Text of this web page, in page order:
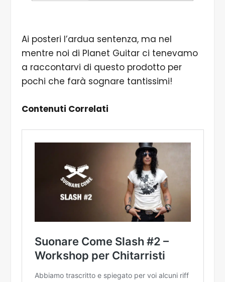
Ai posteri l’ardua sentenza, ma nel
mentre noi di Planet Guitar ci tenevamo
a raccontarvi di questo prodotto per
pochi che farà sognare tantissimi!
Contenuti Correlati